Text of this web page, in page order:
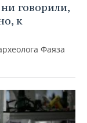
говорили,
к
Фаяза